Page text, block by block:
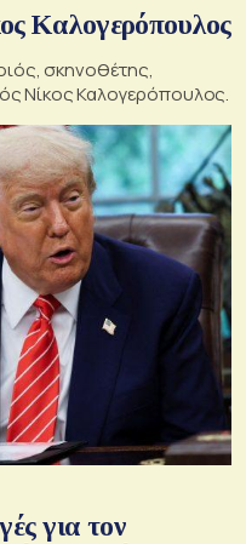
Καλογερόπουλος
σκηνοθέτης,
Νίκος Καλογερόπουλος.
για τον